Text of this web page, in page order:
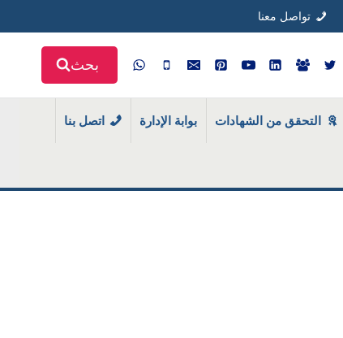
تواصل معنا
بحث
التحقق من الشهادات بوابة الإدارة اتصل بنا